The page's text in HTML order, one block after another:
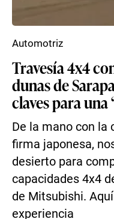
Travesía 4x4
dunas de
claves para una
De la mano con la
firma japonesa,
desierto para
capacidades 4x4
de Mitsubishi.
experiencia
Automotriz